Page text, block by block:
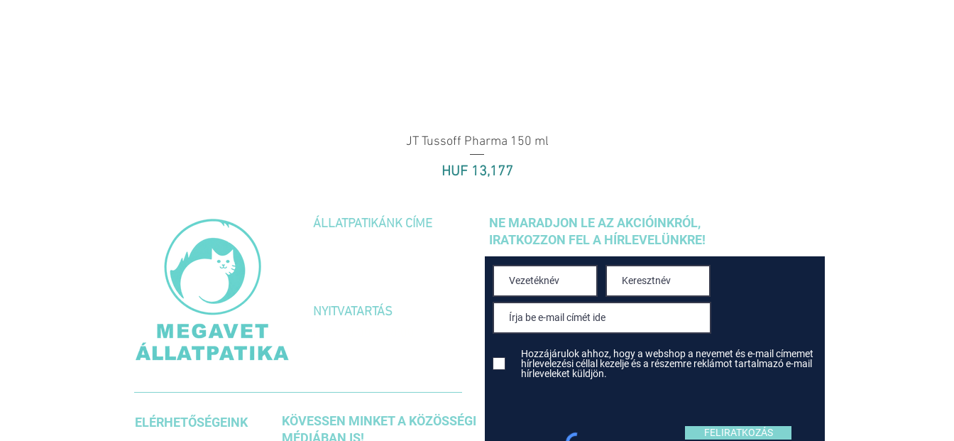
Quick View
JT Tussoff Pharma 150 ml
Price
HUF 13,177
ÁLLATPATIKÁNK CÍME
NYITVATARTÁS
ELÉRHETŐSÉGEINK
KÖVESSEN MINKET A KÖZÖSSÉGI
NE MARADJON LE AZ AKCIÓINKRÓL,
IRATKOZZON FEL A HÍRLEVELÜNKRE!
Hozzájárulok ahhoz, hogy a webshop a nevemet és e-mail címemet
hírlevelezési céllal kezelje és a részemre reklámot tartalmazó e-mail
hírleveleket küldjön.
FELIRATKOZÁS